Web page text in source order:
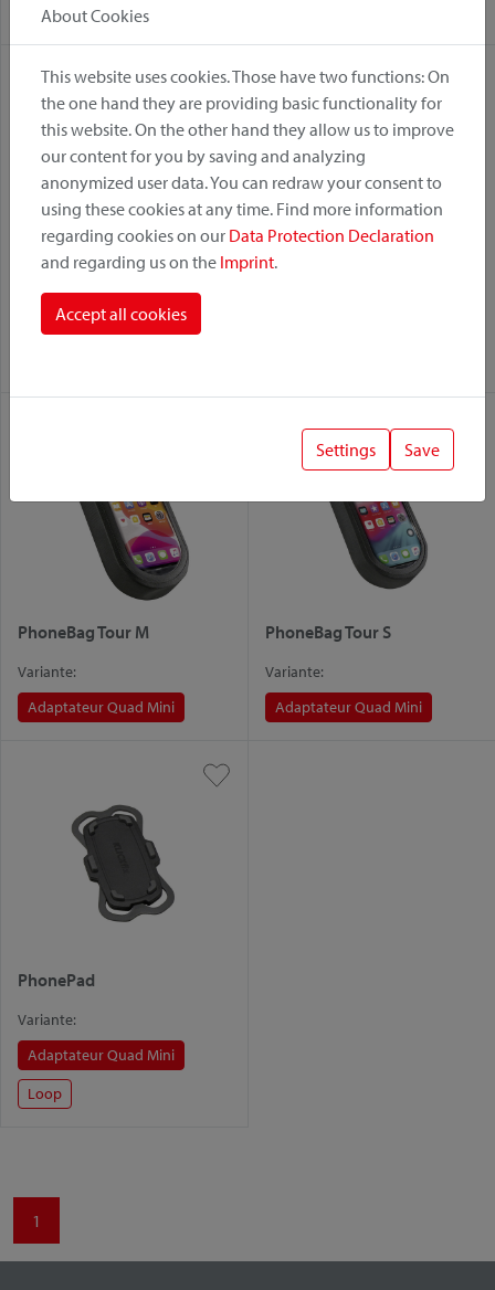
Adaptateur Quad Mini
Variante:
PhoneBag Tour M
Variante:
Adaptateur Quad Mini
PhoneBag Tour S
Variante:
Adaptateur Quad Mini
PhonePad
Variante:
Adaptateur Quad Mini
Loop
1
About Cookies
This website uses cookies. Those have two functions: On
the one hand they are providing basic functionality for
this website. On the other hand they allow us to improve
our content for you by saving and analyzing
anonymized user data. You can redraw your consent to
using these cookies at any time. Find more information
regarding cookies on our Data Protection Declaration
and regarding us on the Imprint.
Accept all cookies
Settings Save